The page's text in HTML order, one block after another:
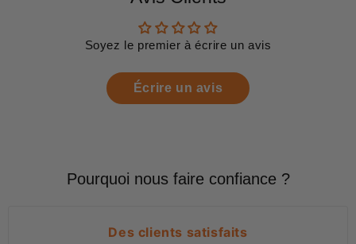
Soyez le premier à écrire un avis
Écrire un avis
Pourquoi nous faire confiance ?
Des clients satisfaits